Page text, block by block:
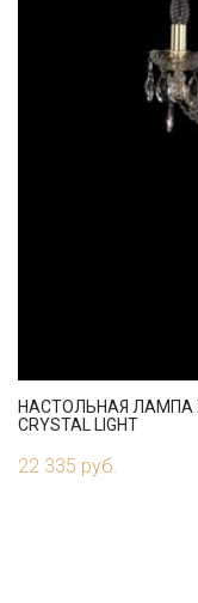
НАСТОЛЬНАЯ ЛАМПА
CRYSTAL LIGHT
22 335 руб.